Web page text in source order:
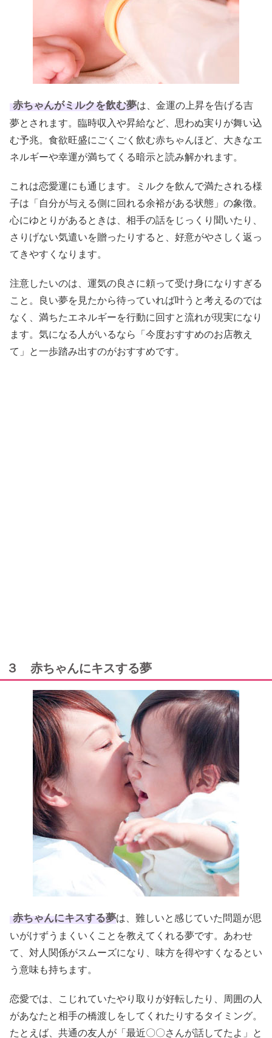
赤ちゃんがミルクを飲む夢は、金運の上昇を告げる吉
夢とされます。臨時収入や昇給など、思わぬ実りが舞い込
む予兆。食欲旺盛にごくごく飲む赤ちゃんほど、大きなエ
ネルギーや幸運が満ちてくる暗示と読み解かれます。
これは恋愛運にも通じます。ミルクを飲んで満たされる様
子は「自分が与える側に回れる余裕がある状態」の象徴。
心にゆとりがあるときは、相手の話をじっくり聞いたり、
さりげない気遣いを贈ったりすると、好意がやさしく返っ
てきやすくなります。
注意したいのは、運気の良さに頼って受け身になりすぎる
こと。良い夢を見たから待っていれば叶うと考えるのでは
なく、満ちたエネルギーを行動に回すと流れが現実になり
ます。気になる人がいるなら「今度おすすめのお店教え
て」と一歩踏み出すのがおすすめです。
３ 赤ちゃんにキスする夢
赤ちゃんにキスする夢は、難しいと感じていた問題が思
いがけずうまくいくことを教えてくれる夢です。あわせ
て、対人関係がスムーズになり、味方を得やすくなるとい
う意味も持ちます。
恋愛では、こじれていたやり取りが好転したり、周囲の人
があなたと相手の橋渡しをしてくれたりするタイミング。
たとえば、共通の友人が「最近〇〇さんが話してたよ」と